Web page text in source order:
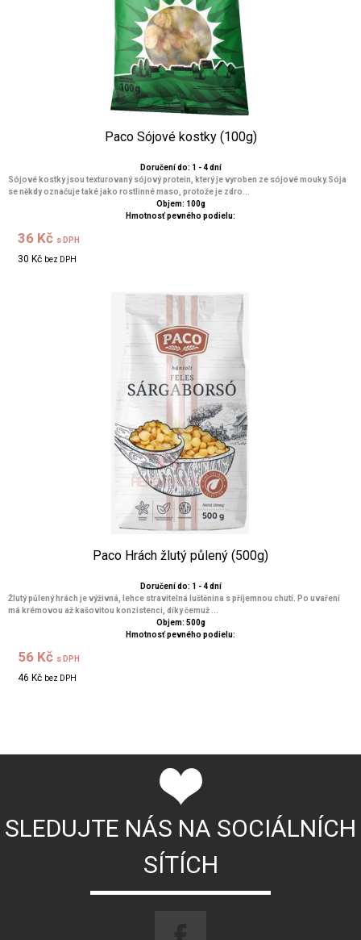
Paco Sójové kostky (100g)
Doručení do: 1 - 4 dní
Sójové kostky jsou texturovaný sójový protein, který je vyroben ze sójové mouky.Sója
se někdy označuje také jako rostlinné maso, protože je zdro...
Objem: 100g
Hmotnosť pevného podielu:
36 Kč s DPH
30 Kč bez DPH
Paco Hrách žlutý půlený (500g)
Doručení do: 1 - 4 dní
Žlutý půlený hrách je výživná, lehce stravitelná luštěnina s příjemnou chutí. Po uvaření
má krémovou až kašovitou konzistenci, díky čemuž ...
Objem: 500g
Hmotnosť pevného podielu:
56 Kč s DPH
46 Kč bez DPH
SLEDUJTE NÁS NA SOCIÁLNÍCH
SÍTÍCH